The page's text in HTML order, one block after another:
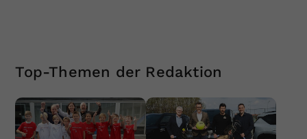
Top-Themen der Redaktion